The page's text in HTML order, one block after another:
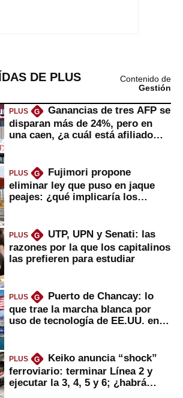
DE PLUS
Contenido de
Gestión
PLUS G
Ganancias de tres AFP se
disparan más de 24%, pero en
una caen, ¿a cuál está afiliado
PLUS G
Fujimori propone
eliminar ley que puso en jaque
peajes: ¿qué implicaría los
PLUS G
UTP, UPN y Senati: las
razones por la que los capitalinos
las prefieren para estudiar
PLUS G
Puerto de Chancay: lo
que trae la marcha blanca por
uso de tecnología de EE.UU. en
PLUS G
Keiko anuncia “shock”
ferroviario: terminar Línea 2 y
ejecutar la 3, 4, 5 y 6; ¿habrá